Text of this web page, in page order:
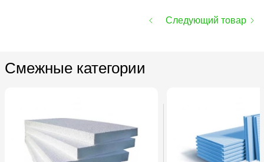
Следующий товар
Смежные категории